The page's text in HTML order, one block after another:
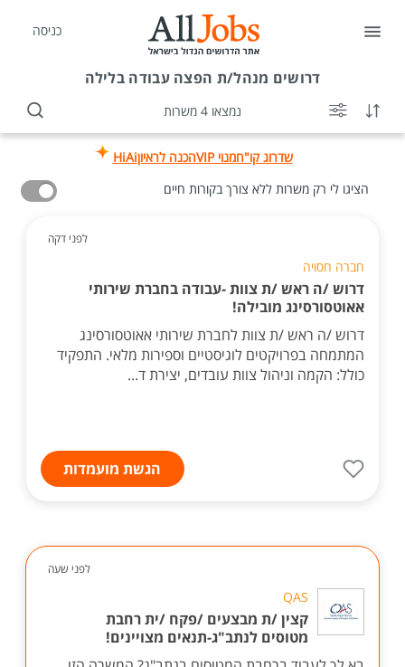
כניסה
דרושים מנהל/ת הפצה עבודה בלילה
נמצאו 4 משרות
שדרוג קו"חמנוי VIP הכנה לראיוןHiAi
הציגו לי רק משרות ללא צורך בקורות חיים
לפני דקה
חברה חסויה
דרוש /ה ראש /ת צוות -עבודה בחברת שירותי
אאוטסורסינג מובילה!
דרוש /ה ראש /ת צוות לחברת שירותי אאוטסורסינג
המתמחה בפרויקטים לוגיסטיים וספירות מלאי. התפקיד
כולל: הקמה וניהול צוות עובדים, יצירת ד...
הגשת מועמדות
לפני שעה
QAS
קצין /ת מבצעים /פקח /ית רחבת
מטוסים לנתב"ג-תנאים מצויינים!